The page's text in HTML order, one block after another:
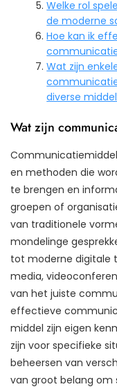
Welke rol
de moderne
Hoe kan ik
Wat zijn
diverse
Wat zijn
en methoden die
te brengen en
groepen of
van traditionele
mondelinge
tot moderne digitale
media,
van het juiste
effectieve
middel zijn eigen
zijn voor specifieke
beheersen van
van groot belang om